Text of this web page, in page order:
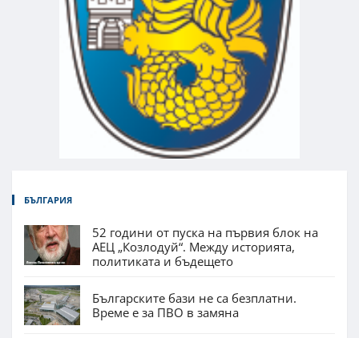
БЪЛГАРИЯ
52 години от пуска на първия блок на
АЕЦ „Козлодуй“. Между историята,
политиката и бъдещето
Българските бази не са безплатни.
Време е за ПВО в замяна